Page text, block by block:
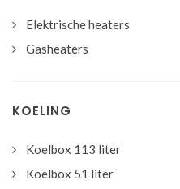
Elektrische heaters
Gasheaters
KOELING
Koelbox 113 liter
Koelbox 51 liter